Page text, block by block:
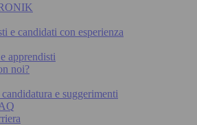
e candidati con esperienza
apprendisti
noi?
e suggerimenti